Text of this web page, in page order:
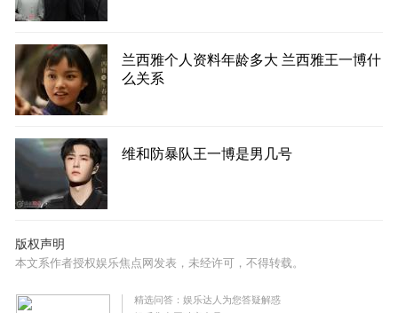
兰西雅个人资料年龄多大 兰西雅王一博什
么关系
维和防暴队王一博是男几号
版权声明
本文系作者授权娱乐焦点网发表，未经许可，不得转载。
精选问答：娱乐达人为您答疑解惑